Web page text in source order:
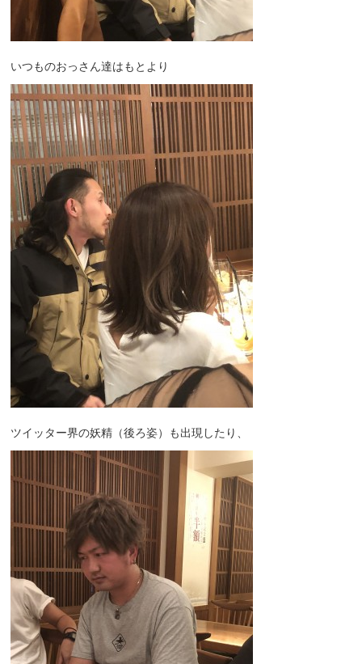
いつものおっさん達はもとより
ツイッター界の妖精（後ろ姿）も出現したり、